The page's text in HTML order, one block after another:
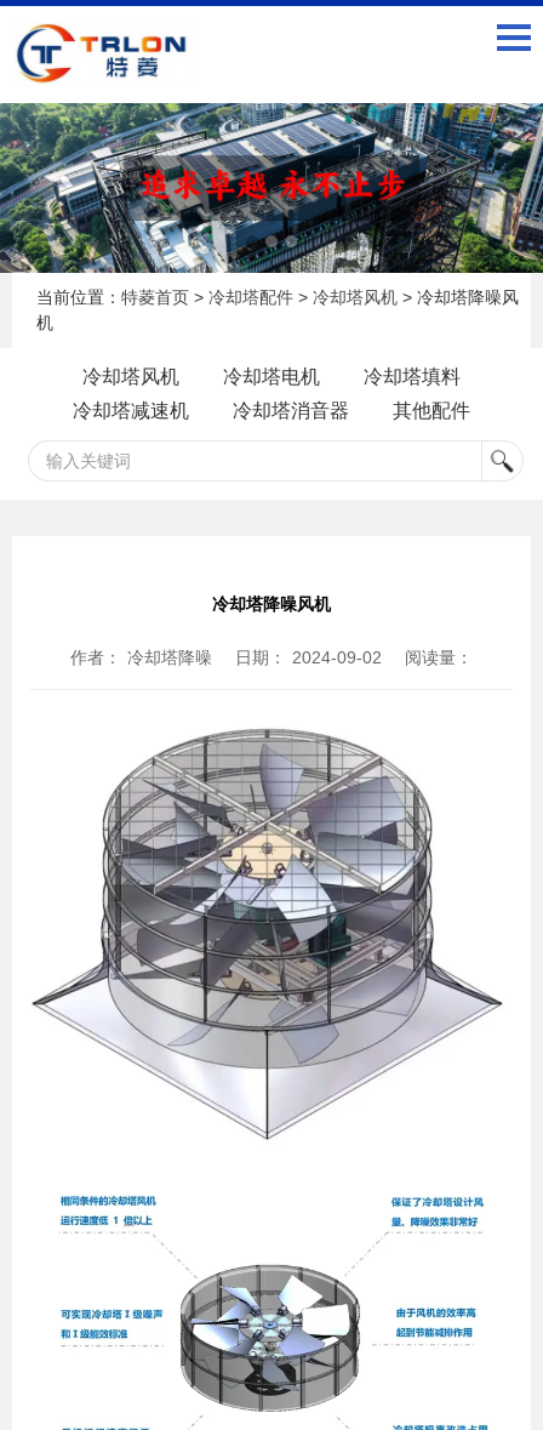
当前位置： 特菱首页 > 冷却塔配件 > 冷却塔风机 > 冷却塔降噪风
机
冷却塔风机 冷却塔电机
冷却塔填料
冷却塔减速机
冷却塔消音器 其他配件
冷却塔降噪风机
作者： 冷却塔降噪 日期： 2024-09-02 阅读量：